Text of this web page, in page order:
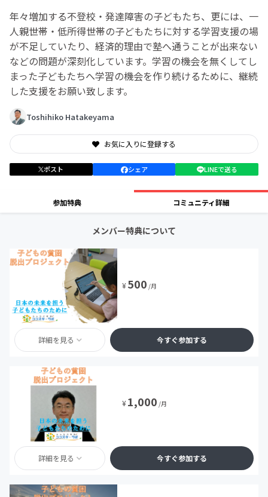
年々増加する不登校・発達障害の子どもたち、更には、一
人親世帯・低所得世帯の子どもたちに対する学習支援の場
が不足していたり、経済的理由で塾へ通うことが出来ない
などの問題が深刻化しています。学習の機会を無くしてし
まった子どもたちへ学習の機会を作り続けるために、継続
した支援をお願い致します。
Toshihiko Hatakeyama
お気に入りに登録する
ポスト シェア LINEで送る
参加特典 コミュニティ詳細
メンバー特典について
¥500 /月
詳細を見る 今すぐ参加する
¥1,000 /月
詳細を見る 今すぐ参加する